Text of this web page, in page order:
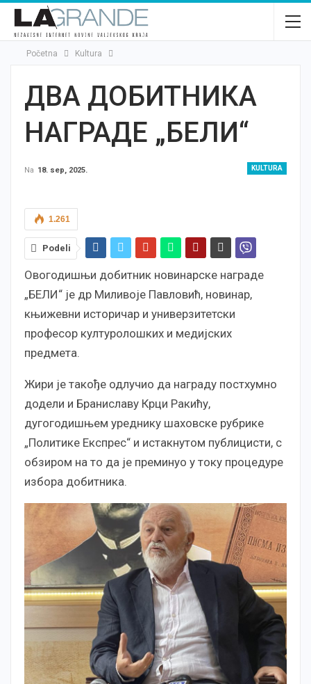
Početna Kultura
ДВА ДОБИТНИКА
НАГРАДЕ „БЕЛИ“
KULTURA
Na 18. sep, 2025.
1.261
Podeli
Овогодишњи добитник новинарске награде
„БЕЛИ“ је др Миливоје Павловић, новинар,
књижевни историчар и универзитетски
професор културолошких и медијских
предмета.
Жири је такође одлучио да награду постхумно
додели и Браниславу Крци Ракићу,
дугогодишњем уреднику шаховске рубрике
„Политике Експрес“ и истакнутом публицисти, с
обзиром на то да је преминуо у току процедуре
избора добитника.